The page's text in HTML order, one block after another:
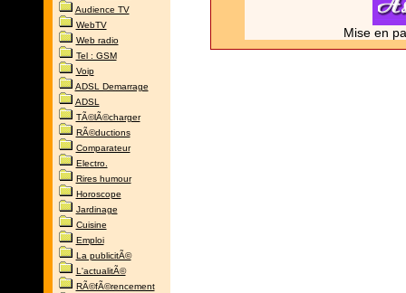
Audience TV
WebTV
Web radio
Tel : GSM
Voip
ADSL Demarrage
ADSL
TÃ©lÃ©charger
RÃ©ductions
Comparateur
Electro.
Rires humour
Horoscope
Jardinage
Cuisine
Emploi
La publicitÃ©
L'actualitÃ©
RÃ©fÃ©rencement
Mise en